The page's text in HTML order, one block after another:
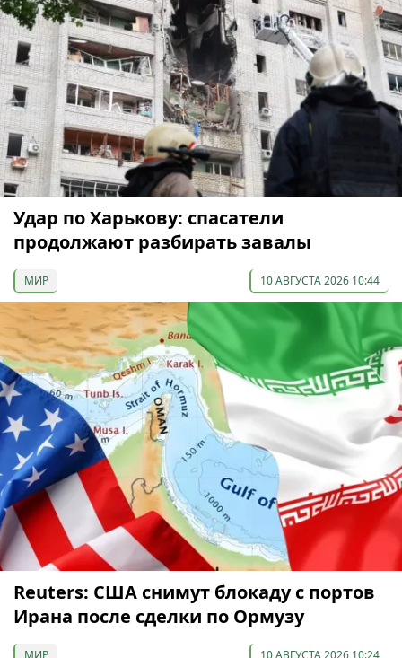
Удар по Харькову: спасатели
продолжают разбирать завалы
МИР 10 АВГУСТА 2026 10:44
Reuters: США снимут блокаду с портов
Ирана после сделки по Ормузу